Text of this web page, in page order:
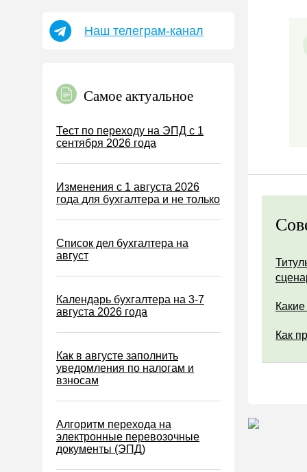
УСН
Земельный налог
Налог на рекламу
Торговый сбор
Туристический налог
Водный налог
Экологический налог
Налог на игорный бизнес
Акцизы
Возврат и зачет налогов
Налоговые проверки
Статистика
Самозанятые
Наш телеграм-канал
Самое актуальное
Тест по переходу на ЭПД с 1
сентября 2026 года
Изменения с 1 августа 2026
года для бухгалтера и не только
Список дел бухгалтера на
август
Календарь бухгалтера на 3-7
августа 2026 года
Как в августе заполнить
уведомления по налогам и
взносам
Алгоритм перехода на
электронные перевозочные
документы (ЭПД)
Как